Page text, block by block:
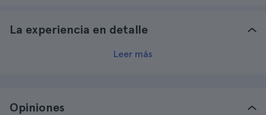
La experiencia en detalle
Leer más
Opiniones